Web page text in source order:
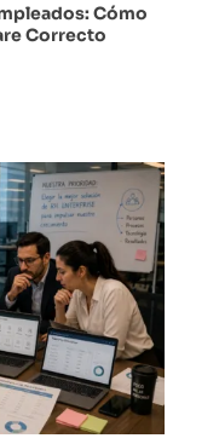
Cómo
Correcto